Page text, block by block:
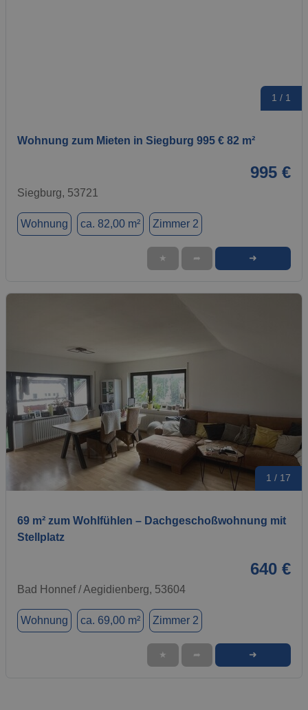
1 / 1
Wohnung zum Mieten in Siegburg 995 € 82 m²
995 €
Siegburg, 53721
Wohnung ca. 82,00 m² Zimmer 2
★ ➦ ➜
1 / 17
69 m² zum Wohlfühlen – Dachgeschoßwohnung mit
Stellplatz
640 €
Bad Honnef / Aegidienberg, 53604
Wohnung ca. 69,00 m² Zimmer 2
★ ➦ ➜